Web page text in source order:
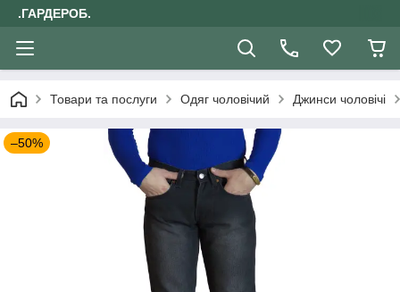
.ГАРДЕРОБ.
Товари та послуги Одяг чоловічий Джинси чоловічі
–50%